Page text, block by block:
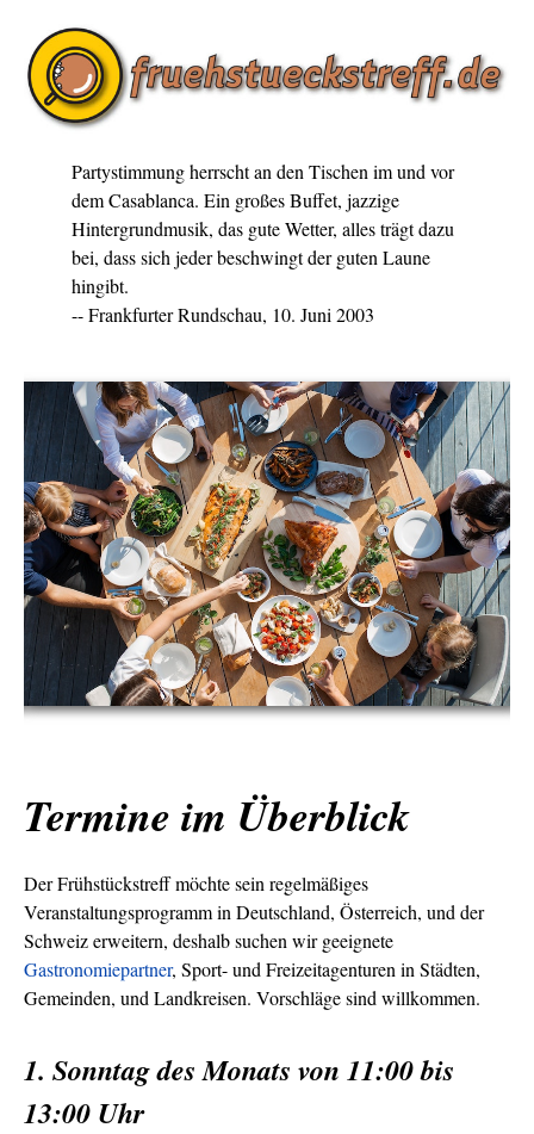
Partystimmung herrscht an den Tischen im und vor
dem Casablanca. Ein großes Buffet, jazzige
Hintergrundmusik, das gute Wetter, alles trägt dazu
bei, dass sich jeder beschwingt der guten Laune
hingibt.
-- Frankfurter Rundschau, 10. Juni 2003
Termine im Überblick
Der Frühstückstreff möchte sein regelmäßiges
Veranstaltungsprogramm in Deutschland, Österreich, und der
Schweiz erweitern, deshalb suchen wir geeignete
Gastronomiepartner, Sport- und Freizeitagenturen in Städten,
Gemeinden, und Landkreisen. Vorschläge sind willkommen.
1. Sonntag des Monats von 11:00 bis
13:00 Uhr